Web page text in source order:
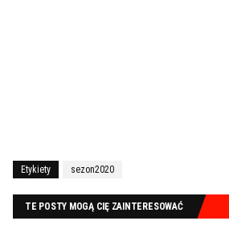
Etykiety sezon2020
TE POSTY MOGĄ CIĘ ZAINTERESOWAĆ